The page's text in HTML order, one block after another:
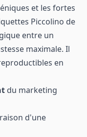
et les fortes
Piccolino de
entre un
maximale. Il
en
du marketing
d'une